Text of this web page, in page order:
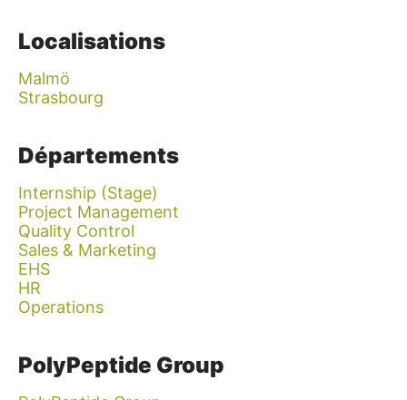
Localisations
Malmö
Strasbourg
Départements
Internship (Stage)
Project Management
Quality Control
Sales & Marketing
EHS
HR
Operations
PolyPeptide Group